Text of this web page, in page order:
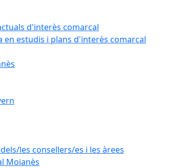
d'interès comarcal
en estudis i plans d'interès comarcal
les consellers/es i les àrees
Moianès